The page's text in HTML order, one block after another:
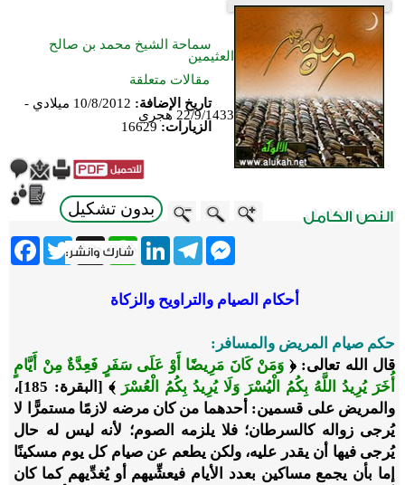
سماحة الشيخ محمد بن صالح
العثيمين
مقالات متعلقة
تاريخ الإضافة:
10/8/2012 ميلادي -
22/9/1433 هجري
الزيارات: 16629
بدون تشكيل
Twitter X
WhatsApp
LinkedInTelegram
Messenger
أحكام الصيام والتراويح والزكاة
حكم صيام المريض والمسافر:
قال الله تعالى: ﴿ وَمَنْ كَانَ مَرِيضًا أَوْ عَلَى سَفَرٍ فَعِدَّةٌ مِنْ أَيَّامٍ
أُخَرَ يُرِيدُ اللَّهُ بِكُمُ الْيُسْرَ وَلَا يُرِيدُ بِكُمُ الْعُسْرَ
﴾ [البقرة: 185]،
والمريض على قسمين: أحدهما من كان مرضه لازمًا مستمرًّا لا
يُرجى زواله كالسرطان؛ فلا يلزمه الصوم؛ لأنه ليس له حال
يُرجى فيها أن يقدر عليه، ولكن يطعم عن صيام كل يوم مسكينًا
إما بأن يجمع مساكين بعدد الأيام فيعشِّيهم أو يُغدِّيهم كما كان